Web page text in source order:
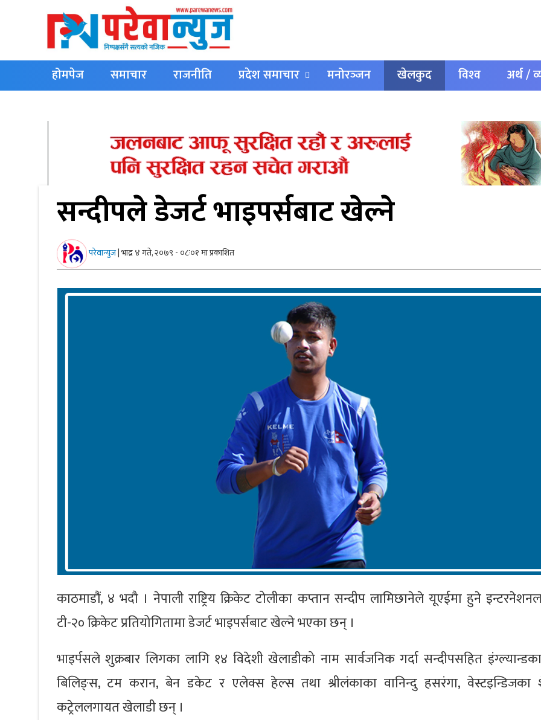
होमपेज समाचार राजनीति प्रदेश समाचार मनोरञ्‍जन खेलकुद विश्‍व
अर्थ /
सन्दीपले डेजर्ट भाइपर्सबाट खेल्ने
परेवान्युज|भाद्र ४ गते, २०७९ - ०८ः०१ मा प्रकाशित
काठमाडौं, ४ भदौ । नेपाली राष्ट्रिय क्रिकेट टोलीका कप्तान सन्दीप लामिछानेले यूएईमा हुने
टी-२० क्रिकेट प्रतियोगितामा डेजर्ट भाइपर्सबाट खेल्ने भएका छन् ।
भाइर्पसले शुक्रबार लिगका लागि १४ विदेशी खेलाडीको नाम सार्वजनिक गर्दा सन्दीपसहित
बिलिङ्स, टम करान, बेन डकेट र एलेक्स हेल्स तथा श्रीलंकाका वानिन्दु हसरंगा, वेस्टइन्डिजका
कट्रेललगायत खेलाडी छन् ।